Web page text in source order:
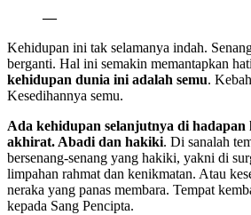
—
Kehidupan ini tak selamanya indah.
berganti. Hal ini semakin memantapkan
kehidupan dunia ini adalah semu.
Kesedihannya semu.
Ada kehidupan selanjutnya di
akhirat. Abadi dan hakiki. Di sanalah
bersenang-senang yang hakiki, yakni di
limpahan rahmat dan kenikmatan. Atau
neraka yang panas membara. Tempat
kepada Sang Pencipta.